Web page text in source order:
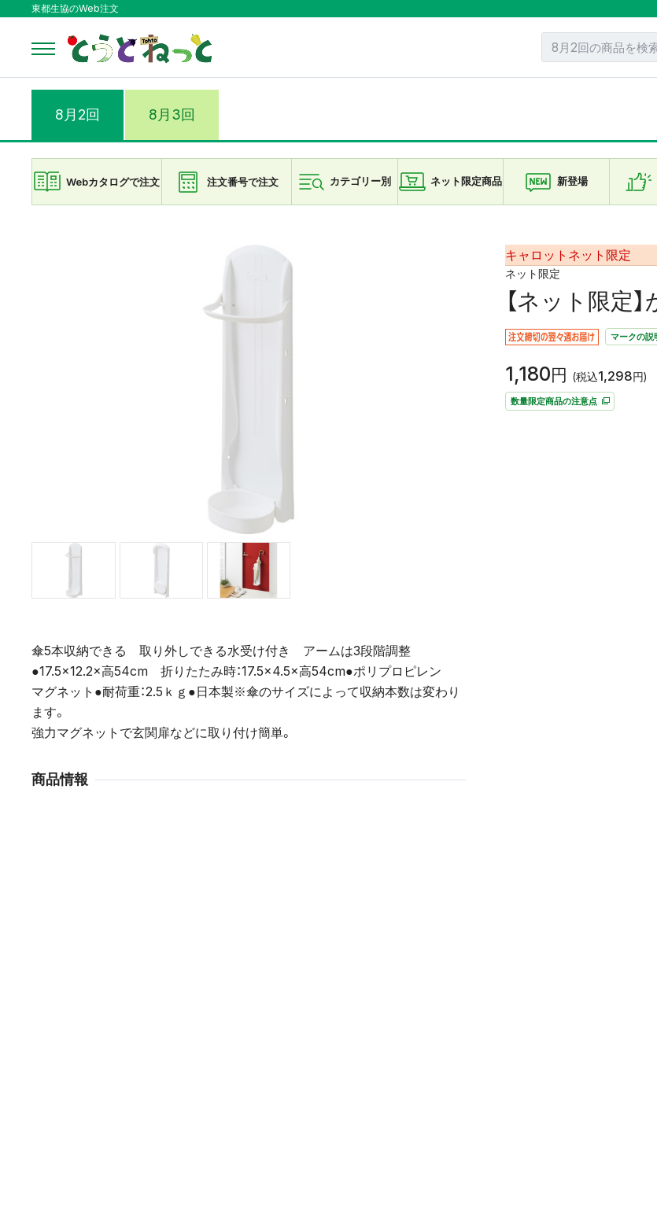
東都生協のWeb注文
8月2回 8月3回
Webカタログで注文 注文番号で注文 カテゴリー別 ネット限定商品 新登場
キャロットネット限定
ネット限定
【ネット限定
マークの説
1,180円 (税込1,298円)
数量限定商品の注意点
傘5本収納できる 取り外しできる水受け付き アームは3段階調整
●17.5×12.2×高54cm 折りたたみ時：17.5×4.5×高54cm●ポリプロピレン
マグネット●耐荷重：2.5ｋｇ●日本製※傘のサイズによって収納本数は変わり
ます。
強力マグネットで玄関扉などに取り付け簡単。
商品情報